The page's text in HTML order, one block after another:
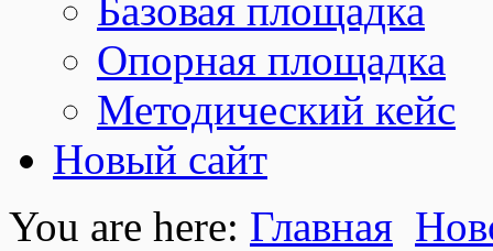
Базовая площадка
Опорная площадка
Методический кейс
Новый сайт
You are here: Главная